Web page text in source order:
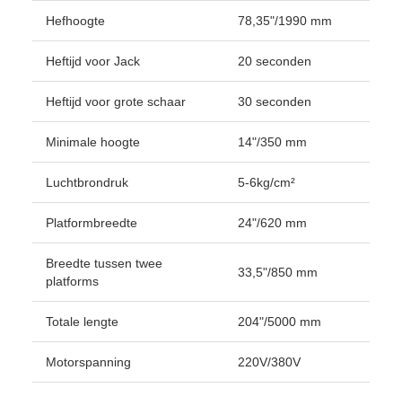
Hefhoogte 78,35"/1990 mm
Heftijd voor Jack 20 seconden
Heftijd voor grote schaar 30 seconden
Minimale hoogte 14"/350 mm
Luchtbrondruk 5-6kg/cm²
Platformbreedte 24"/620 mm
Breedte tussen twee
platforms
33,5"/850 mm
Totale lengte 204"/5000 mm
Motorspanning 220V/380V